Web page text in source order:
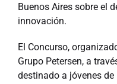
Buenos Aires sobre el
innovación.
El Concurso,
Grupo Petersen, a
destinado a jóvenes